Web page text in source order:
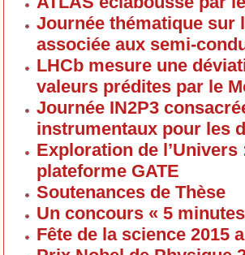
Journée thématique sur
associée aux semi-
LHCb mesure une
valeurs prédites par le
Journée IN2P3
instrumentaux pour les
Exploration de
plateforme GATE
Soutenances de Thèse
Un concours « 5
Fête de la science 2015